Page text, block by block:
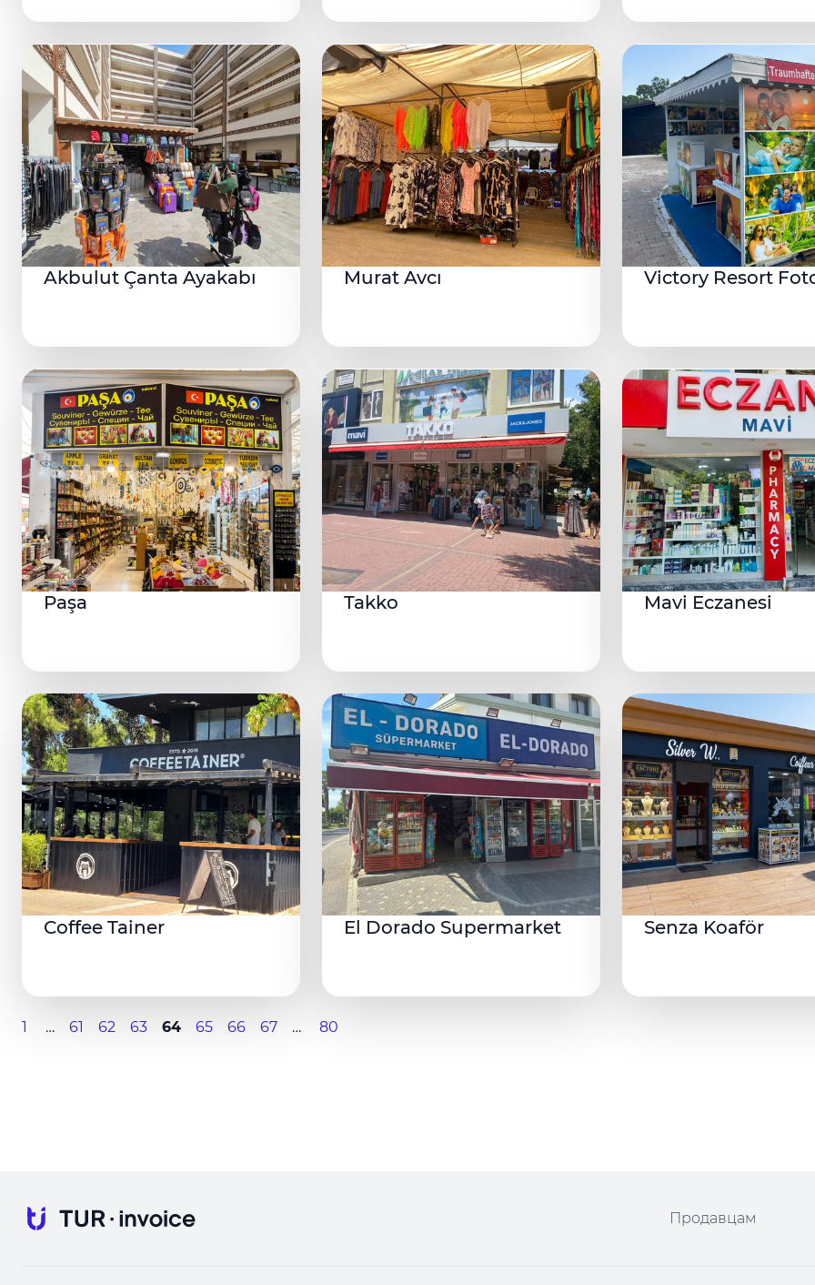
Akbulut Çanta Ayakabı Murat Avcı Victory Resort
Paşa Takko Mavi Eczanesi
Coffee Tainer El Dorado Supermarket Senza Koaför
1 … 61 62 63 64 65 66 67 … 80
Продавцам